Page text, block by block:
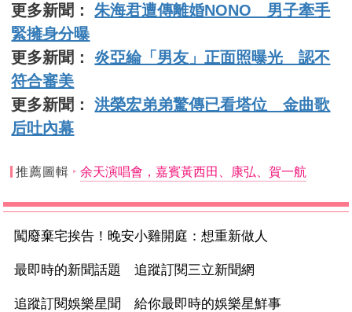
更多新聞：朱海君遭傳離婚NONO 男子牽手
緊擁身分曝
更多新聞：炎亞綸「男友」正面照曝光 認不
符合審美
更多新聞：洪榮宏弟弟驚傳已看塔位 金曲歌
后吐內幕
推薦圖輯 余天演唱會，嘉賓黃西田、康弘、賀一航
闖廢棄宅挨告！晚安小雞開庭：想重新做人
最即時的新聞話題 追蹤訂閱三立新聞網
追蹤訂閱娛樂星聞 給你最即時的娛樂星鮮事